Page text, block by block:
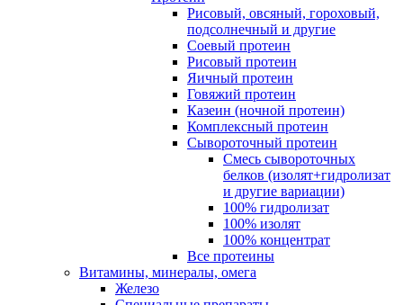
Рисовый, овсяный, гороховый,
подсолнечный и другие
Соевый протеин
Рисовый протеин
Яичный протеин
Говяжий протеин
Казеин (ночной протеин)
Комплексный протеин
Сывороточный протеин
Смесь сывороточных
белков (изолят+гидролизат
и другие вариации)
100% гидролизат
100% изолят
100% концентрат
Все протеины
Витамины, минералы, омега
Железо